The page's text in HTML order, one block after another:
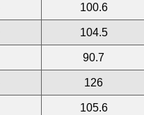
100.6
104.5
90.7
126
105.6